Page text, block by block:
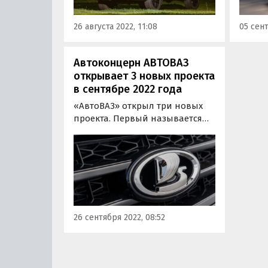
рублей или от 797 200 рублей
по госпрограмме льготного…
26 августа 2022, 11:08
вице-
и
05
Автоконцерн АВТОВАЗ
открывает 3 новых проекта
в сентябре 2022 года
«АвтоВАЗ» открыл три новых
проекта. Первый называется
новой платформе», второй —
«Автомобили на
альтернативных источниках
энергии», а третий —
«Мелкосерийные автомобили
и дополнительное
оборудование».
26 сентября 2022, 08:52